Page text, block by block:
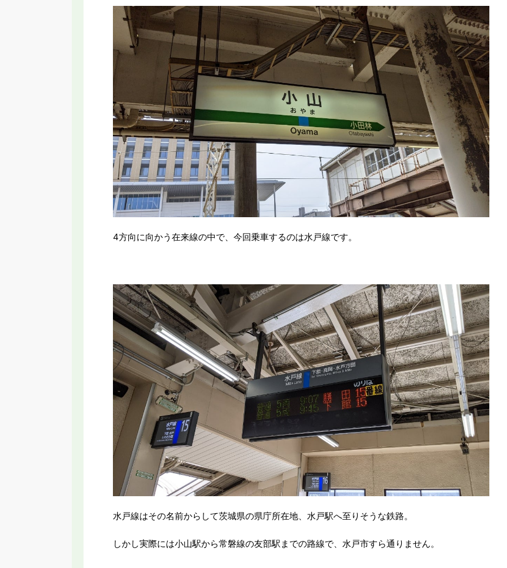
4方向に向かう在来線の中で、今回乗車するのは水戸線です。
水戸線はその名前からして茨城県の県庁所在地、水戸駅へ至りそうな鉄路。
しかし実際には小山駅から常磐線の友部駅までの路線で、水戸市すら通りません。